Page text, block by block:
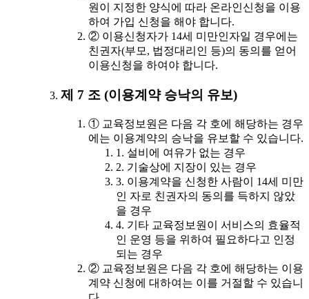
원이 지정한 양식에 따라 온라인신청을 이용
하여 가입 신청을 해야 합니다.
② 이용신청자가 14세 미만인자일 경우에는
친권자(부모, 법정대리인 등)의 동의를 얻어
이용신청을 하여야 합니다.
제 7 조 (이용계약 승낙의 유보)
① 교육정보원은 다음 각 호에 해당하는 경우
에는 이용계약의 승낙을 유보할 수 있습니다.
1. 설비에 여유가 없는 경우
2. 기술상에 지장이 있는 경우
3. 이용계약을 신청한 사람이 14세 미만
인 자로 친권자의 동의를 득하지 않았
을 경우
4. 기타 교육정보원이 서비스의 효율적
인 운영 등을 위하여 필요하다고 인정
되는 경우
② 교육정보원은 다음 각 호에 해당하는 이용
계약 신청에 대하여는 이를 거절할 수 있습니